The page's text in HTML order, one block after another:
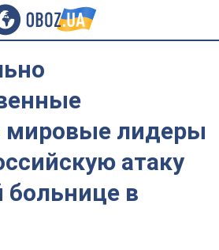
мировые лидеры
атаку
больнице в